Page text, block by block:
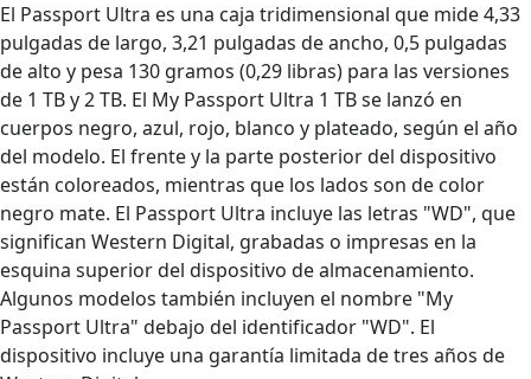
El Passport Ultra es una caja tridimensional que mide 4,33
pulgadas de largo, 3,21 pulgadas de ancho, 0,5 pulgadas
de alto y pesa 130 gramos (0,29 libras) para las versiones
de 1 TB y 2 TB. El My Passport Ultra 1 TB se lanzó en
cuerpos negro, azul, rojo, blanco y plateado, según el año
del modelo. El frente y la parte posterior del dispositivo
están coloreados, mientras que los lados son de color
negro mate. El Passport Ultra incluye las letras "WD", que
significan Western Digital, grabadas o impresas en la
esquina superior del dispositivo de almacenamiento.
Algunos modelos también incluyen el nombre "My
Passport Ultra" debajo del identificador "WD". El
dispositivo incluye una garantía limitada de tres años de